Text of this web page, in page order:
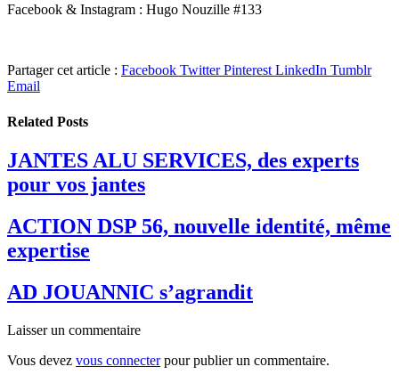
Facebook & Instagram : Hugo Nouzille #133
Partager cet article : Facebook Twitter Pinterest LinkedIn Tumblr
Email
Related Posts
JANTES ALU SERVICES, des experts
pour vos jantes
ACTION DSP 56, nouvelle identité, même
expertise
AD JOUANNIC s’agrandit
Laisser un commentaire
Vous devez vous connecterpour publier un commentaire.